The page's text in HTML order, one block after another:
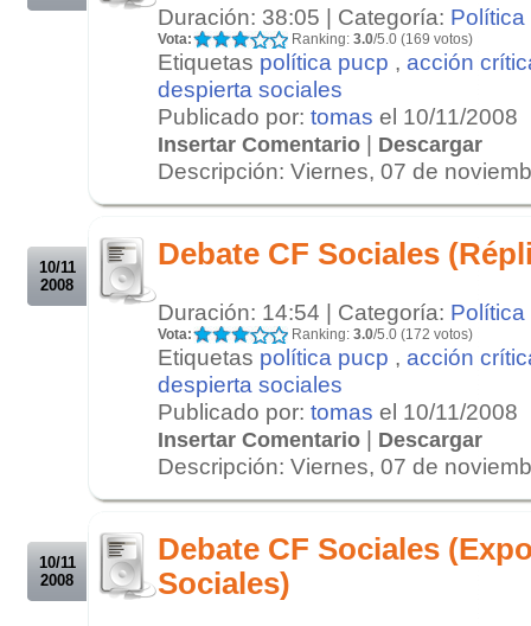
Duración: 38:05 | Categoría: Política
Vota: Ranking: 3.0/5.0 (169 votos)
Etiquetas política pucp , acción
despierta sociales
Publicado por: tomas el 10/11/2008
Insertar Comentario | Descargar
Descripción: Viernes, 07 de
10/11
2008
Debate CF Sociales
Duración: 14:54 | Categoría: Política
Vota: Ranking: 3.0/5.0 (172 votos)
Etiquetas política pucp , acción
despierta sociales
Publicado por: tomas el 10/11/2008
Insertar Comentario | Descargar
Descripción: Viernes, 07 de
10/11
2008
Debate CF Sociales
Sociales)